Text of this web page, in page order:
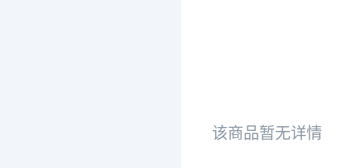
该商品暂无详情